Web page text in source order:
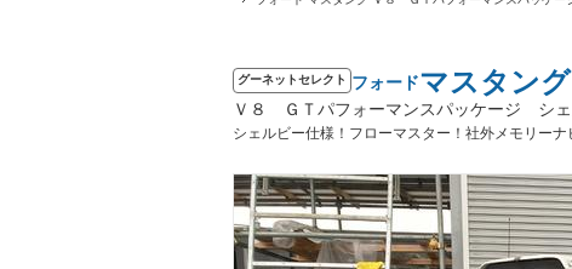
グーネットセレクト フォードマスタング
Ｖ８ ＧＴパフォーマンスパッケージ シ
シェルビー仕様！フローマスター！社外メモリー